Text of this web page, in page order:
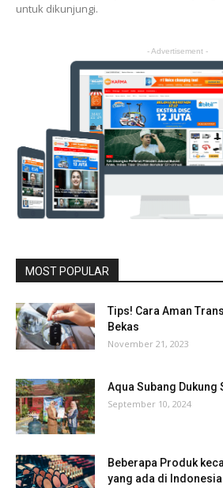
untuk dikunjungi.
- Advertisement -
MOST POPULAR
Tips! Cara Aman
Bekas
November 21, 2023
Aqua Subang Dukung
September 10, 2024
Beberapa Produk
yang ada di Indonesia